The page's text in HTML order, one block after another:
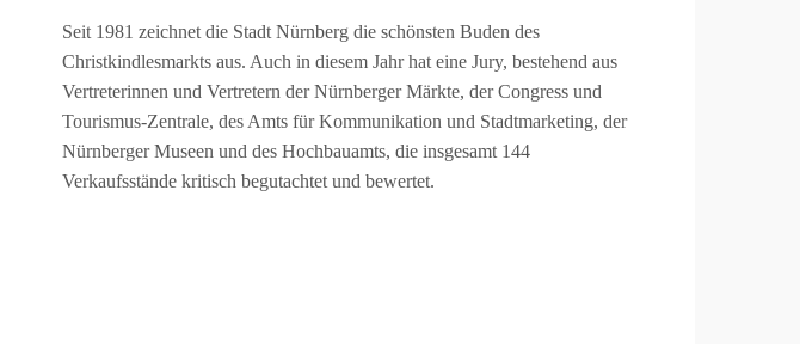
Seit 1981 zeichnet die Stadt Nürnberg die schönsten Buden des
Christkindlesmarkts aus. Auch in diesem Jahr hat eine Jury, bestehend aus
Vertreterinnen und Vertretern der Nürnberger Märkte, der Congress ­und
Tourismus-Zentrale, des Amts für Kommunikation und Stadtmarketing, der
Nürnberger Museen und des Hochbauamts, die insgesamt 144
Verkaufsstände kritisch begutachtet und bewertet.